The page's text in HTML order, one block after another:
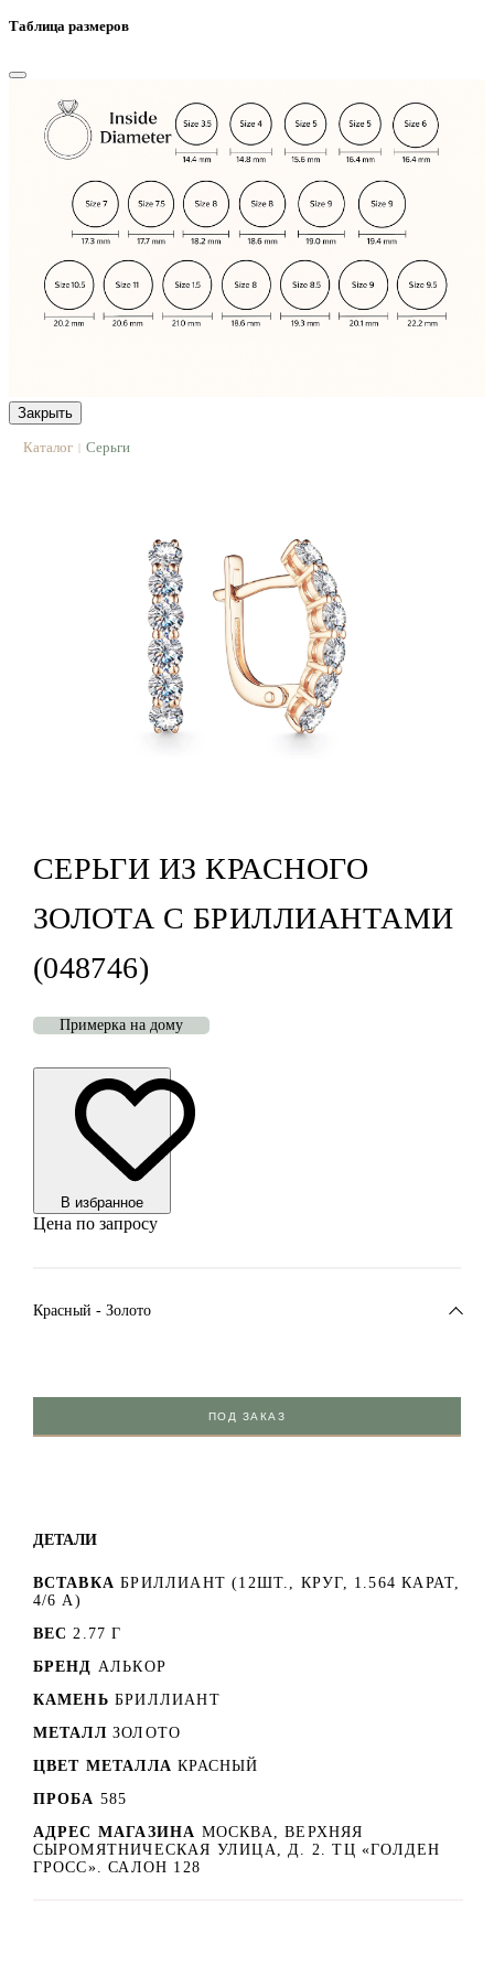
Таблица размеров
Закрыть
Каталог | Серьги
СЕРЬГИ ИЗ КРАСНОГО
ЗОЛОТА С БРИЛЛИАНТАМИ
(048746)
Примерка на дому
В избранноe
Цена по запросу
Красный - Золото
ПОД ЗАКАЗ
ДЕТАЛИ
ВСТАВКА БРИЛЛИАНТ (12ШТ., КРУГ, 1.564 КАРАТ,
4/6 А)
ВЕС 2.77 Г
БРЕНД АЛЬКОР
КАМЕНЬ БРИЛЛИАНТ
МЕТАЛЛ ЗОЛОТО
ЦВЕТ МЕТАЛЛА КРАСНЫЙ
ПРОБА 585
АДРЕС МАГАЗИНА МОСКВА, ВЕРХНЯЯ
СЫРОМЯТНИЧЕСКАЯ УЛИЦА, Д. 2. ТЦ «ГОЛДЕН
ГРОСС». САЛОН 128